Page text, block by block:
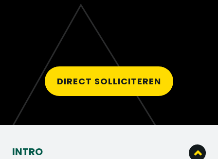
DIRECT SOLLICITEREN
INTRO